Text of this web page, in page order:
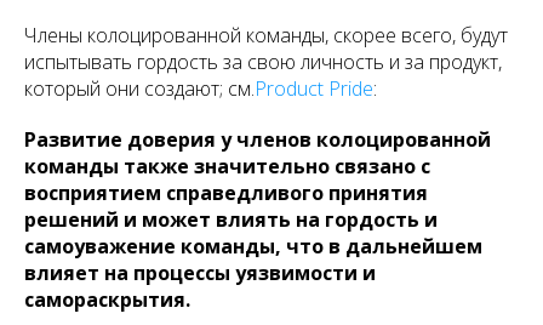
Члены колоцированной команды, скорее всего, будут
испытывать гордость за свою личность и за продукт,
который они создают; см.Product Pride:
Развитие доверия у членов колоцированной
команды также значительно связано с
восприятием справедливого принятия
решений и может влиять на гордость и
самоуважение команды, что в дальнейшем
влияет на процессы уязвимости и
самораскрытия.